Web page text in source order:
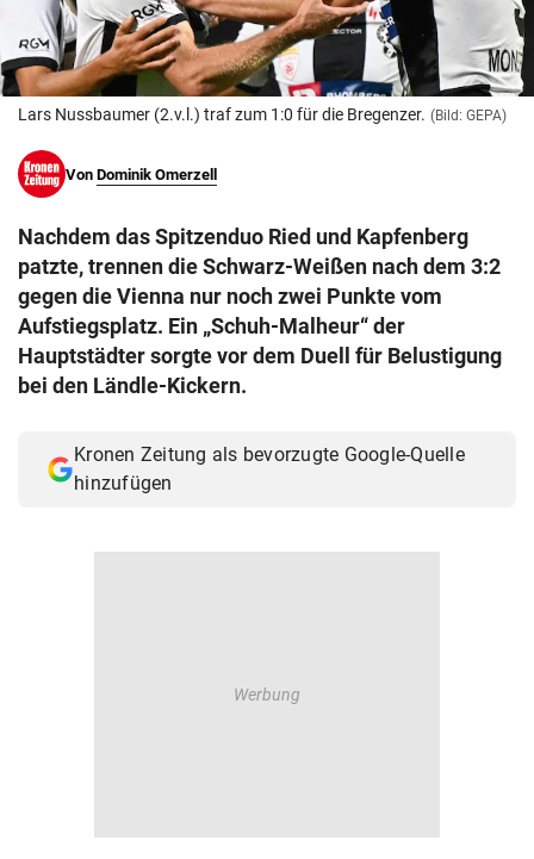
© Krone Multimedia GmbH & Co KG 2026
Muthgasse 2, 1190 Wien
Lars Nussbaumer (2.v.l.) traf zum 1:0 für die Bregenzer. (Bild: GEPA)
Von Dominik Omerzell
Nachdem das Spitzenduo Ried und Kapfenberg
patzte, trennen die Schwarz-Weißen nach dem 3:2
gegen die Vienna nur noch zwei Punkte vom
Aufstiegsplatz. Ein „Schuh-Malheur“ der
Hauptstädter sorgte vor dem Duell für Belustigung
bei den Ländle-Kickern.
Kronen Zeitung als bevorzugte Google-Quelle
hinzufügen